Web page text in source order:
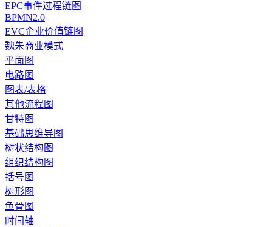
EPC事件过程链图
BPMN2.0
EVC企业价值链图
魏朱商业模式
平面图
电路图
图表/表格
其他流程图
甘特图
基础思维导图
树状结构图
组织结构图
括号图
树形图
鱼骨图
时间轴